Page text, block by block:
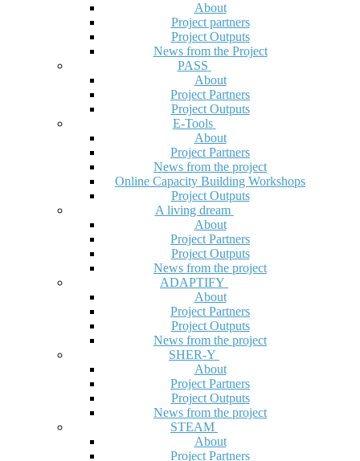
About
Project partners
Project Outputs
News from the Project
PASS
About
Project Partners
Project Outputs
E-Tools
About
Project Partners
News from the project
Online Capacity Building Workshops
Project Outputs
A living dream
About
Project Partners
Project Outputs
News from the project
ADAPTIFY
About
Project Partners
Project Outputs
News from the project
SHER-Y
About
Project Partners
Project Outputs
News from the project
STEAM
About
Project Partners